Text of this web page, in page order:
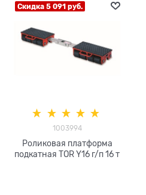
Скидка 5 091 руб.
1003994
Роликовая платформа
подкатная TOR Y16 г/п 16 т